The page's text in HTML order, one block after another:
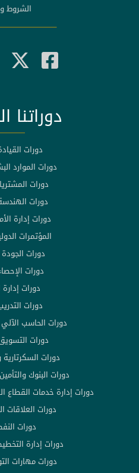
الشروط
دوراتنا
دورات
دورات الموارد
دورات
دورات
دورات إدارة
المؤتمرات
دورات الجودة
دورات
دورات
دورات
دورات الحاسب
دورات
دورات
دورات البنوك
دورات إدارة خدمات القطاع
دورات العلاقات
دورات
دورات إدارة
دورات مهارات